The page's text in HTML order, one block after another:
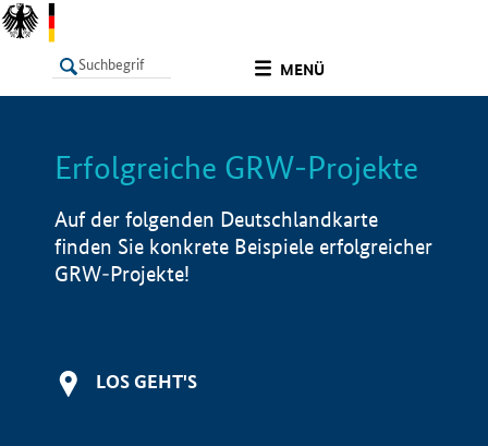
MENÜ
LISTE Info
Erfolgreiche GRW-Projekte
Auf der folgenden Deutschlandkarte
finden Sie konkrete Beispiele erfolgreicher
GRW-Projekte!
LOS GEHT'S